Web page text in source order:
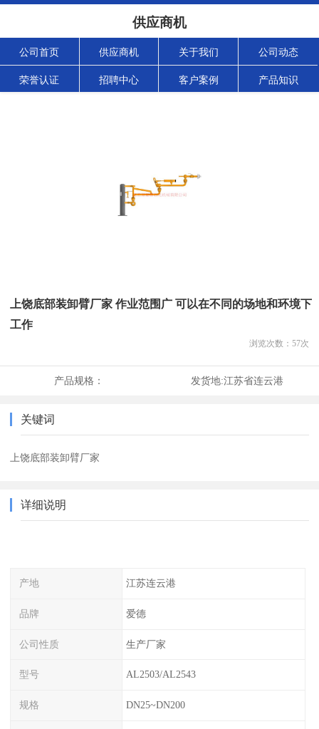
供应商机
公司首页 供应商机 关于我们 公司动态
荣誉认证 招聘中心 客户案例 产品知识
上饶底部装卸臂厂家 作业范围广 可以在不同的场地和环境下
工作
浏览次数： 57次
产品规格： 发货地:江苏省连云港
关键词
上饶底部装卸臂厂家
详细说明
产地 江苏连云港
品牌 爱德
公司性质 生产厂家
型号 AL2503/AL2543
规格 DN25~DN200